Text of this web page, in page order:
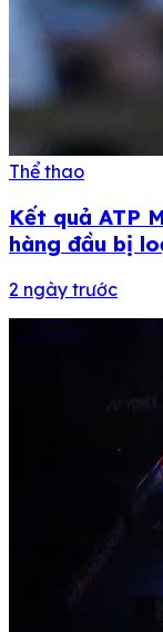
Thể thao
Kết quả ATP
hàng đầu bị
2 ngày trước